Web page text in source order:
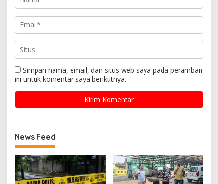
Simpan nama, email, dan situs web saya pada peramban
ini untuk komentar saya berikutnya.
News Feed